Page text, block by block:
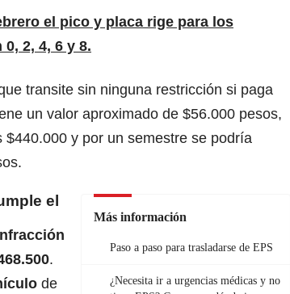
el pico y placa rige para los
0, 2, 4, 6 y 8.
transite sin ninguna restricción si paga
un valor aproximado de $56.000 pesos,
y por un semestre se podría
Más información
Paso a paso para trasladarse de EPS
¿Necesita ir a urgencias médicas y no
el
.
de